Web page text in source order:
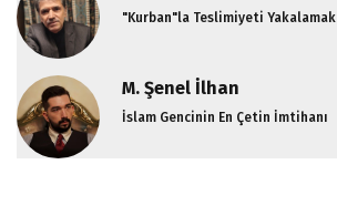
"Kurban"la Teslimiyeti Yakalamak
M. Şenel İlhan
İslam Gencinin En Çetin İmtihanı